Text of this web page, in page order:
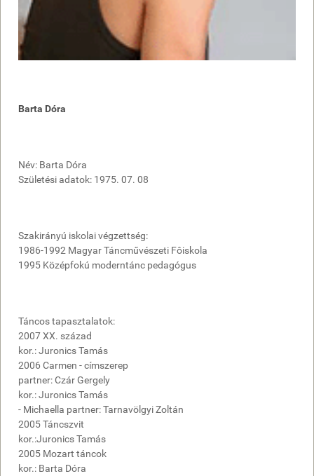
Barta Dóra
Név: Barta Dóra
Születési adatok: 1975. 07. 08
Szakirányú iskolai végzettség:
1986-1992 Magyar Táncművészeti Fôiskola
1995 Középfokú moderntánc pedagógus
Táncos tapasztalatok:
2007 XX. század
kor.: Juronics Tamás
2006 Carmen - címszerep
partner: Czár Gergely
kor.: Juronics Tamás
- Michaella partner: Tarnavölgyi Zoltán
2005 Táncszvit
kor.:Juronics Tamás
2005 Mozart táncok
kor.: Barta Dóra